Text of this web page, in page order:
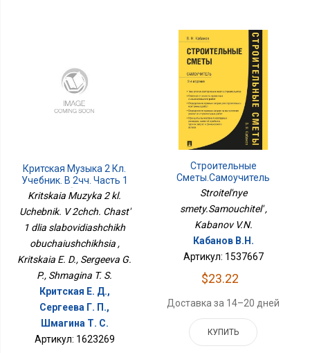
Критская Музыка 2 Кл.
Учебник. В 2чч. Часть 1
Для Слабовидящих
Обучающихся
Kritskaia Muzyka 2 kl.
Uchebnik. V 2chch. Chast'
1 dlia slabovidiashchikh
obuchaiushchikhsia ,
Kritskaia E. D., Sergeeva G.
P., Shmagina T. S.
Критская Е. Д.,
Сергеева Г. П.,
Шмагина Т. С.
Артикул: 1623269
Строительные
Сметы.Самоучитель
Stroitel'nye
smety.Samouchitel' ,
Kabanov V.N.
Кабанов В.Н.
Артикул: 1537667
$23.22
Доставка за 14–20 дней
КУПИТЬ